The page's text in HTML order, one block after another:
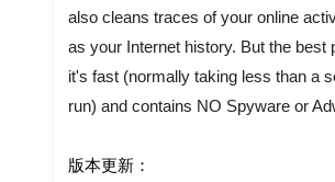
also cleans traces of your online
as your Internet history. But the best
it's fast (normally taking less than a
run) and contains NO Spyware or
版本更新：